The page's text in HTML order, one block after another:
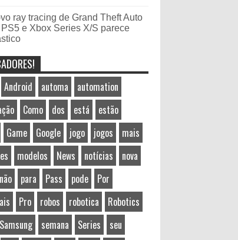
ray tracing de Grand Theft Auto
PS5 e Xbox Series X/S parece
Android automa
automation
Como dos está
estão
Game Google jogo jogos
mais
modelos News notícias
nova
não para Pass pode
Por
Pro robos robotica
Robotics
Samsung semana Series
seu